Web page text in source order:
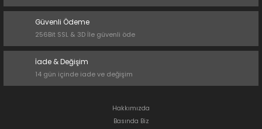
Güvenli Ödeme
256Bit SSL & 3D İle güvenli öde
İade & Değişim
14 gün içinde iade ve değişim
Hakkımızda
Basında Biz